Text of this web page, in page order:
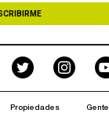
Propiedades Gente